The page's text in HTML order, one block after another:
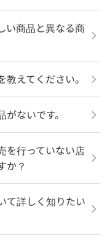
い商品と異なる商
教えてください。
ないです。
を行っていない店
か？
て詳しく知りたい